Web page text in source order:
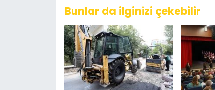
Bunlar da ilginizi çekebilir